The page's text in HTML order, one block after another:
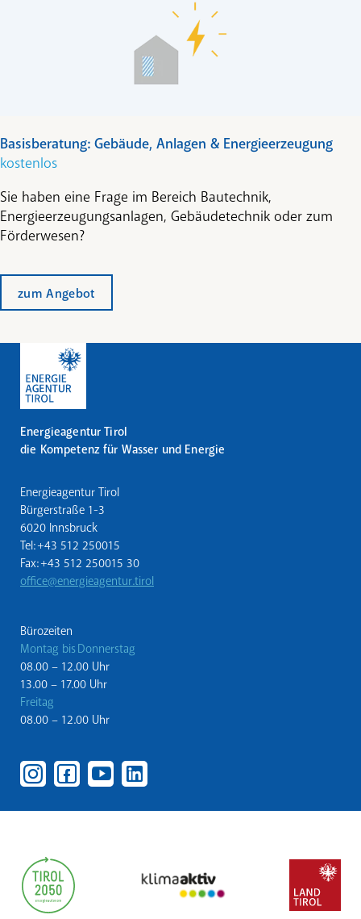
Basisberatung: Gebäude, Anlagen & Energieerzeugung
kostenlos
Sie haben eine Frage im Bereich Bautechnik,
Energieerzeugungsanlagen, Gebäudetechnik oder zum
Förderwesen?
zum Angebot
Energieagentur Tirol
die Kompetenz für Wasser und Energie
Energieagentur Tirol
Bürgerstraße 1-3
6020 Innsbruck
Tel: +43 512 250015
Fax: +43 512 250015 30
office@energieagentur.tirol
Bürozeiten
Montag bis Donnerstag
08.00 – 12.00 Uhr
13.00 – 17.00 Uhr
Freitag
08.00 – 12.00 Uhr